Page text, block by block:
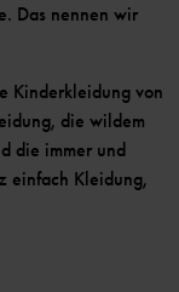
Das nennen wir
Kinderkleidung von
die wildem
die immer und
einfach Kleidung,